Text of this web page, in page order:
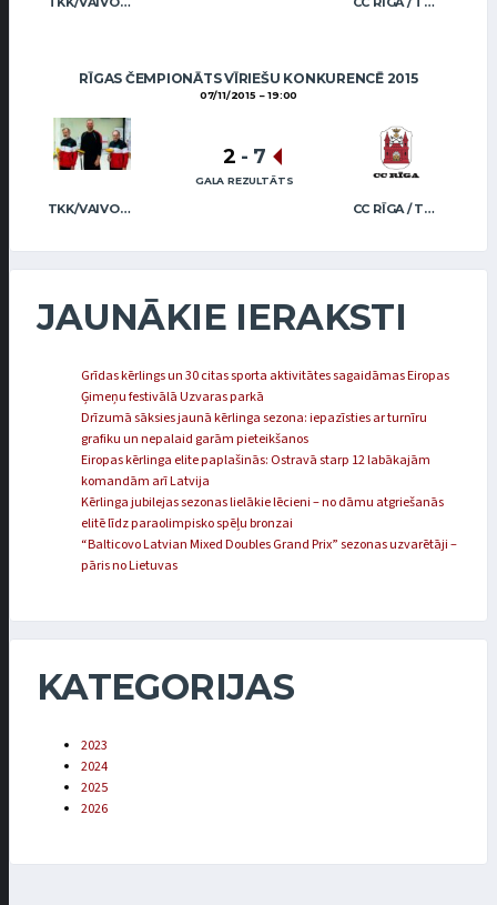
RĪGAS ČEMPIONĀTS VĪRIEŠU KONKURENCĒ 2015
07/11/2015 19:00
TKK/VAIVODS CC RĪGA / TRUKŠĀNS
2 - 7
GALA REZULTĀTS
JAUNĀKIE IERAKSTI
Grīdas kērlings un 30 citas sporta aktivitātes sagaidāmas Eiropas
Ģimeņu festivālā Uzvaras parkā
Drīzumā sāksies jaunā kērlinga sezona: iepazīsties ar turnīru
grafiku un nepalaid garām pieteikšanos
Eiropas kērlinga elite paplašinās: Ostravā starp 12 labākajām
komandām arī Latvija
Kērlinga jubilejas sezonas lielākie lēcieni – no dāmu atgriešanās
elitē līdz paraolimpisko spēļu bronzai
“Balticovo Latvian Mixed Doubles Grand Prix” sezonas uzvarētāji –
pāris no Lietuvas
KATEGORIJAS
2023
2024
2025
2026